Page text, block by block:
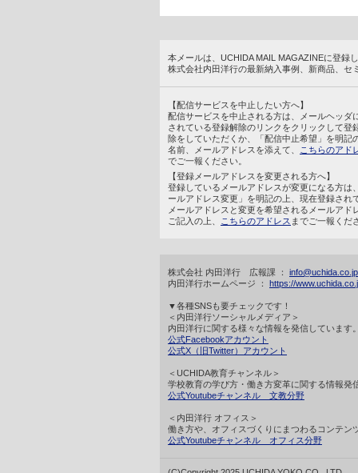
本メールは、UCHIDA MAIL MAGAZINEに登録
株式会社内田洋行の最新納入事例、新商品、
【配信サービスを中止したい方へ】
配信サービスを中止される方は、メールヘッダ
されている登録解除のリンクをクリックして登
除をしていただくか、「配信中止希望」を明記
名前、メールアドレスを添えて、
こちらのアド
でご一報ください。
【登録メールアドレスを変更される方へ】
登録しているメールアドレスが変更になる方は
ールアドレス変更」を明記の上、現在登録され
メールアドレスと変更を希望されるメールアド
ご記入の上、
こちらのアドレス までご一報くだ
株式会社 内田洋行 広報課 ： info@uchida.co.jp
内田洋行ホームページ ： https://
▼各種SNSも要チェックです！
＜内田洋行ソーシャルメディア＞
内田洋行に関する様々な情報を発信しています
公式Facebookアカウント
公式X（旧Twitter）アカウント
＜UCHIDA教育チャンネル＞
学校教育の学び方・働き方変革に関する情報発
公式Youtubeチャンネル 文教分野
＜内田洋行 オフィス＞
働き方や、オフィスづくりにまつわるコンテン
公式Youtubeチャンネル オフィス分野